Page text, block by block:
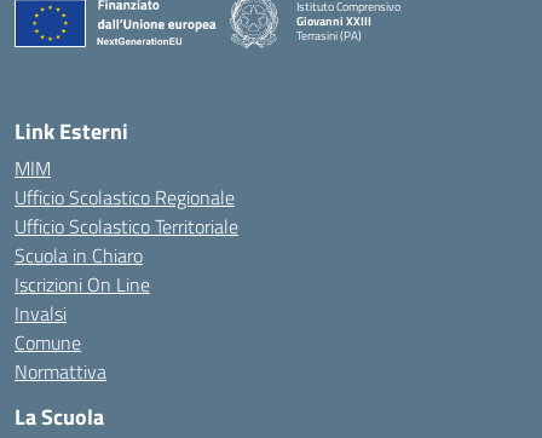
Istituto Comprensivo
Giovanni XXIII
Terrasini (PA)
Link Esterni
MIM
Ufficio Scolastico Regionale
Ufficio Scolastico Territoriale
Scuola in Chiaro
Iscrizioni On Line
Invalsi
Comune
Normattiva
La Scuola